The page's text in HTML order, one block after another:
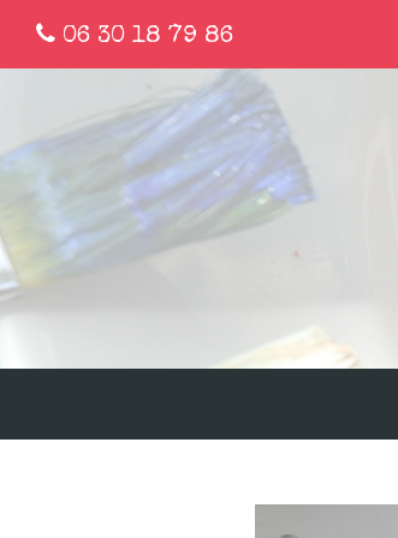
06 30 18 79 86